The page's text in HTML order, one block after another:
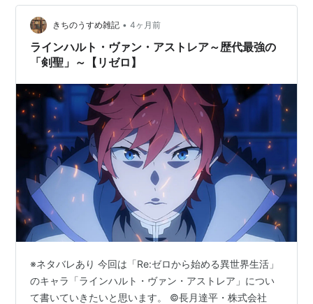
きちのうすめ雑記 • 4ヶ月前
ラインハルト・ヴァン・アストレア～歴代最強の
「剣聖」～【リゼロ】
※ネタバレあり 今回は「Re:ゼロから始める異世界生活」
のキャラ「ラインハルト・ヴァン・アストレア」につい
て書いていきたいと思います。 ©長月達平・株式会社